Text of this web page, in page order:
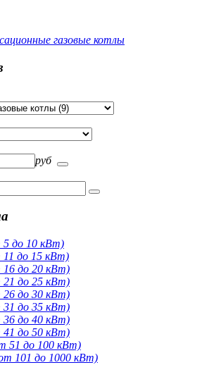
газовые котлы
руб
5 до 10 кВт)
11 до 15 кВт)
16 до 20 кВт)
21 до 25 кВт)
26 до 30 кВт)
31 до 35 кВт)
36 до 40 кВт)
41 до 50 кВт)
51 до 100 кВт)
101 до 1000 кВт)